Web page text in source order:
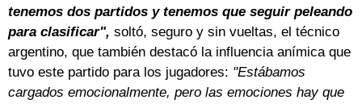
tenemos dos partidos y tenemos que seguir peleando
para clasificar", soltó, seguro y sin vueltas, el técnico
argentino, que también destacó la influencia anímica que
tuvo este partido para los jugadores: "Estábamos
cargados emocionalmente, pero las emociones hay que